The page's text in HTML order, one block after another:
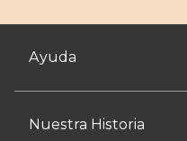
Ayuda
Nuestra Historia